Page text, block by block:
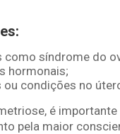
como síndrome do
hormonais;
condições no
é
pela maior